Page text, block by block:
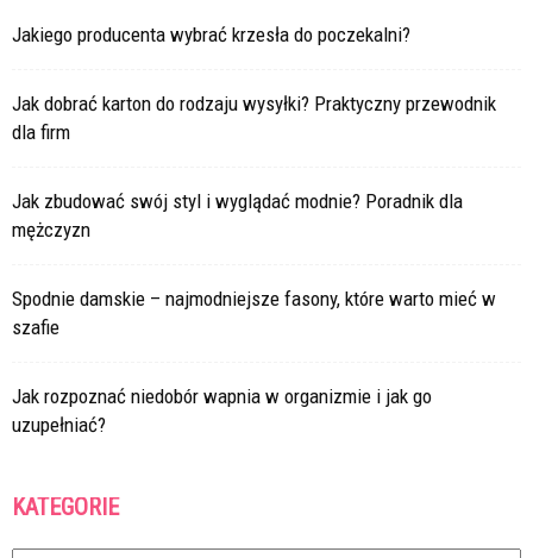
Jakiego producenta wybrać krzesła do poczekalni?
Jak dobrać karton do rodzaju wysyłki? Praktyczny przewodnik
dla firm
Jak zbudować swój styl i wyglądać modnie? Poradnik dla
mężczyzn
Spodnie damskie – najmodniejsze fasony, które warto mieć w
szafie
Jak rozpoznać niedobór wapnia w organizmie i jak go
uzupełniać?
KATEGORIE
Kategorie